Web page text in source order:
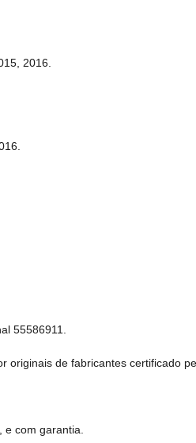
2016.
55586911.
originais de fabricantes certificado
e com garantia.